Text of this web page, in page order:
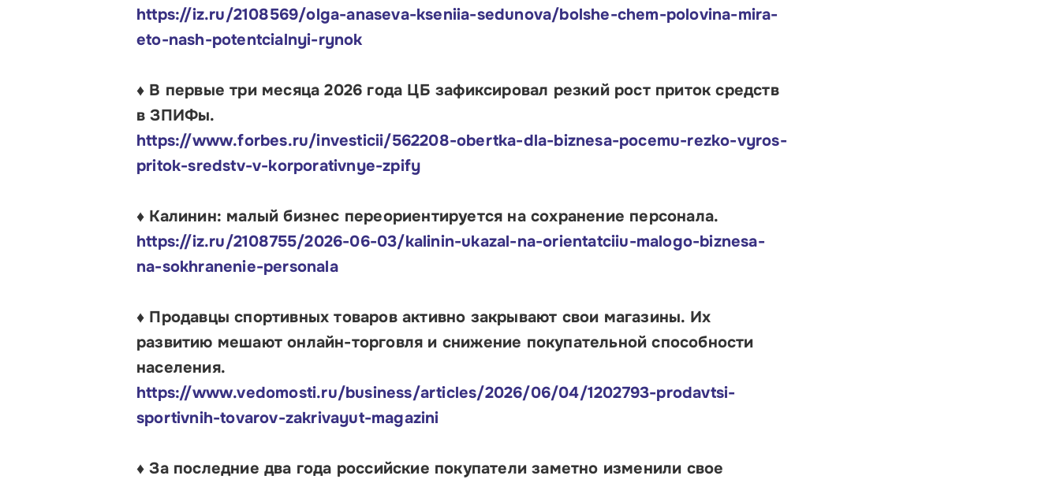
https://iz.ru/2108569/olga-anaseva-kseniia-sedunova/bolshe-chem-polovina-mira-
eto-nash-potentcialnyi-rynok
♦ В первые три месяца 2026 года ЦБ зафиксировал резкий рост приток средств
в ЗПИФы.
https://www.forbes.ru/investicii/562208-obertka-dla-biznesa-pocemu-rezko-vyros-
pritok-sredstv-v-korporativnye-zpify
♦ Калинин: малый бизнес переориентируется на сохранение персонала.
https://iz.ru/2108755/2026-06-03/kalinin-ukazal-na-orientatciiu-malogo-biznesa-
na-sokhranenie-personala
♦ Продавцы спортивных товаров активно закрывают свои магазины. Их
развитию мешают онлайн-торговля и снижение покупательной способности
населения.
https://www.vedomosti.ru/business/articles/2026/06/04/1202793-prodavtsi-
sportivnih-tovarov-zakrivayut-magazini
♦ За последние два года российские покупатели заметно изменили свое